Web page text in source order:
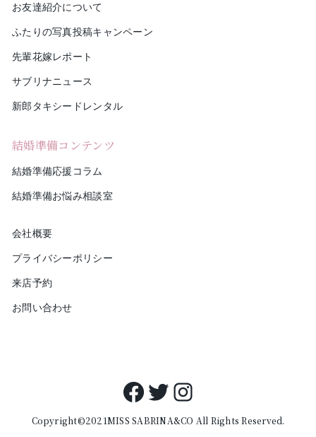
お友達紹介について
ふたりの写真投稿キャンペーン
先輩花嫁レポート
サブリナニュース
新郎タキシードレンタル
結婚準備コンテンツ
結婚準備応援コラム
結婚準備お悩み相談室
会社概要
プライバシーポリシー
来店予約
お問い合わせ
Facebook
Twitter
Instagram
Copyright©2021MISS SABRINA&CO All Rights Reserved.